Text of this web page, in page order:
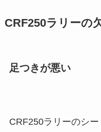
CRF250ラリーの
足つきが悪い
CRF250ラリーのシ